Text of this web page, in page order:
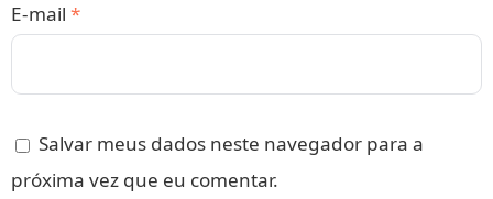
E-mail *
Salvar meus dados neste navegador para a
próxima vez que eu comentar.